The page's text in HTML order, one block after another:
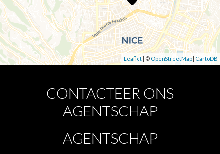
Leaflet | © OpenStreetMap| CartoDB
CONTACTEER ONS
AGENTSCHAP
AGENTSCHAP